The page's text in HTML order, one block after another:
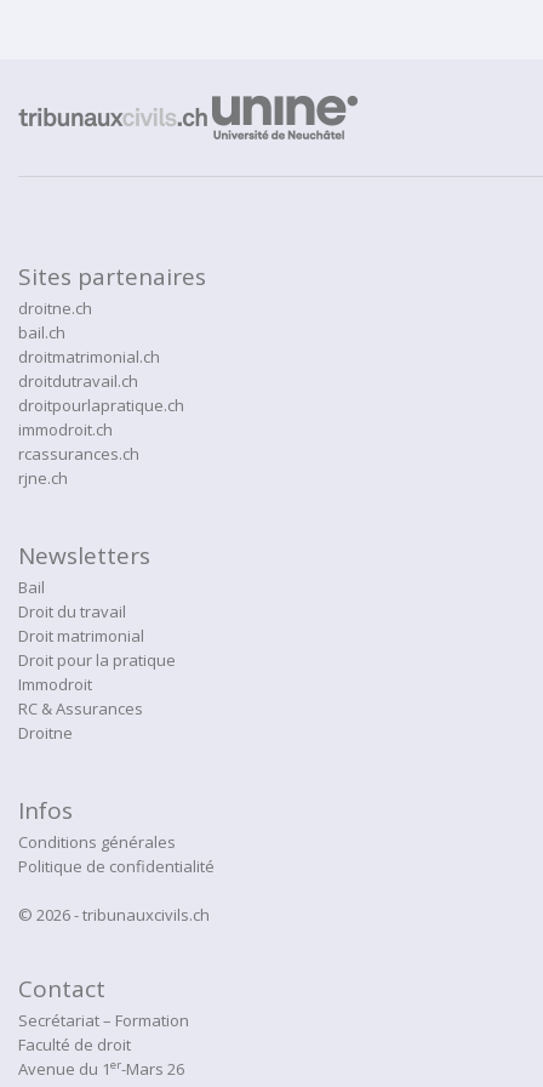
Sites partenaires
droitne.ch
bail.ch
droitmatrimonial.ch
droitdutravail.ch
droitpourlapratique.ch
immodroit.ch
rcassurances.ch
rjne.ch
Newsletters
Bail
Droit du travail
Droit matrimonial
Droit pour la pratique
Immodroit
RC & Assurances
Droitne
Infos
Conditions générales
Politique de confidentialité
© 2026 - tribunauxcivils.ch
Contact
Secrétariat – Formation
Faculté de droit
Avenue du 1er-Mars 26